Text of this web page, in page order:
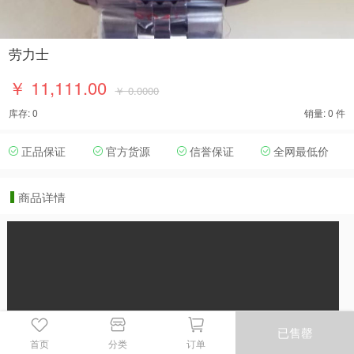
劳力士
￥ 11,111.00 ￥ 0.0000
库存: 0 销量: 0 件
正品保证 官方货源 信誉保证 全网最低价
商品详情
首页 分类 订单
已售罄